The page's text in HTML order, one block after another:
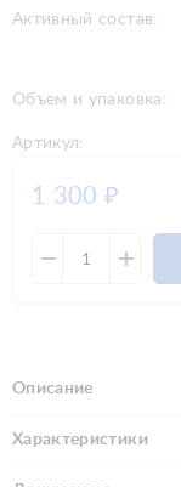
Активный состав:
Объем и упаковка:
Артикул:
1 300₽
Описание
Характеристики